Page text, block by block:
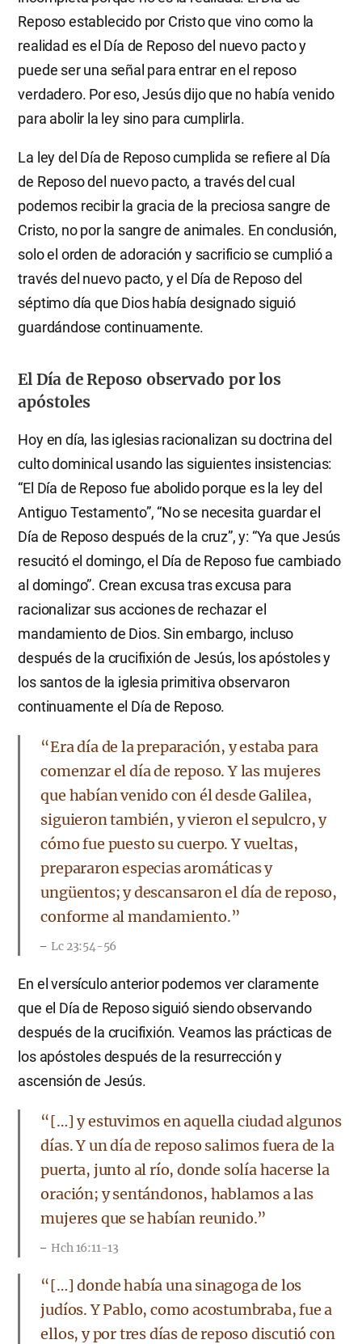
Reposo establecido por Cristo que vino como la
realidad es el Día de Reposo del nuevo pacto y
puede ser una señal para entrar en el reposo
verdadero. Por eso, Jesús dijo que no había venido
para abolir la ley sino para cumplirla.
La ley del Día de Reposo cumplida se refiere al Día
de Reposo del nuevo pacto, a través del cual
podemos recibir la gracia de la preciosa sangre de
Cristo, no por la sangre de animales. En conclusión,
solo el orden de adoración y sacrificio se cumplió a
través del nuevo pacto, y el Día de Reposo del
séptimo día que Dios había designado siguió
guardándose continuamente.
El Día de Reposo observado por los
apóstoles
Hoy en día, las iglesias racionalizan su doctrina del
culto dominical usando las siguientes insistencias:
“El Día de Reposo fue abolido porque es la ley del
Antiguo Testamento”, “No se necesita guardar el
Día de Reposo después de la cruz”, y: “Ya que Jesús
resucitó el domingo, el Día de Reposo fue cambiado
al domingo”. Crean excusa tras excusa para
racionalizar sus acciones de rechazar el
mandamiento de Dios. Sin embargo, incluso
después de la crucifixión de Jesús, los apóstoles y
los santos de la iglesia primitiva observaron
continuamente el Día de Reposo.
“Era día de la preparación, y estaba para
comenzar el día de reposo. Y las mujeres
que habían venido con él desde Galilea,
siguieron también, y vieron el sepulcro, y
cómo fue puesto su cuerpo. Y vueltas,
prepararon especias aromáticas y
ungüentos; y descansaron el día de reposo,
conforme al mandamiento.”
Lc 23:54-56
En el versículo anterior podemos ver claramente
que el Día de Reposo siguió siendo observando
después de la crucifixión. Veamos las prácticas de
los apóstoles después de la resurrección y
ascensión de Jesús.
“[…] y estuvimos en aquella ciudad algunos
días. Y un día de reposo salimos fuera de la
puerta, junto al río, donde solía hacerse la
oración; y sentándonos, hablamos a las
mujeres que se habían reunido.”
Hch 16:11-13
“[…] donde había una sinagoga de los
judíos. Y Pablo, como acostumbraba, fue a
ellos, y por tres días de reposo discutió con